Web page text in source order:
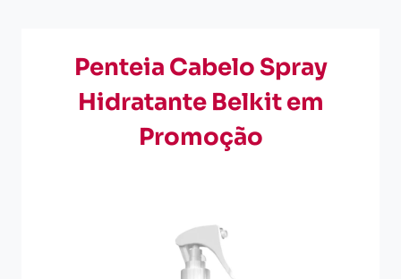
Penteia Cabelo Spray
Hidratante Belkit em
Promoção